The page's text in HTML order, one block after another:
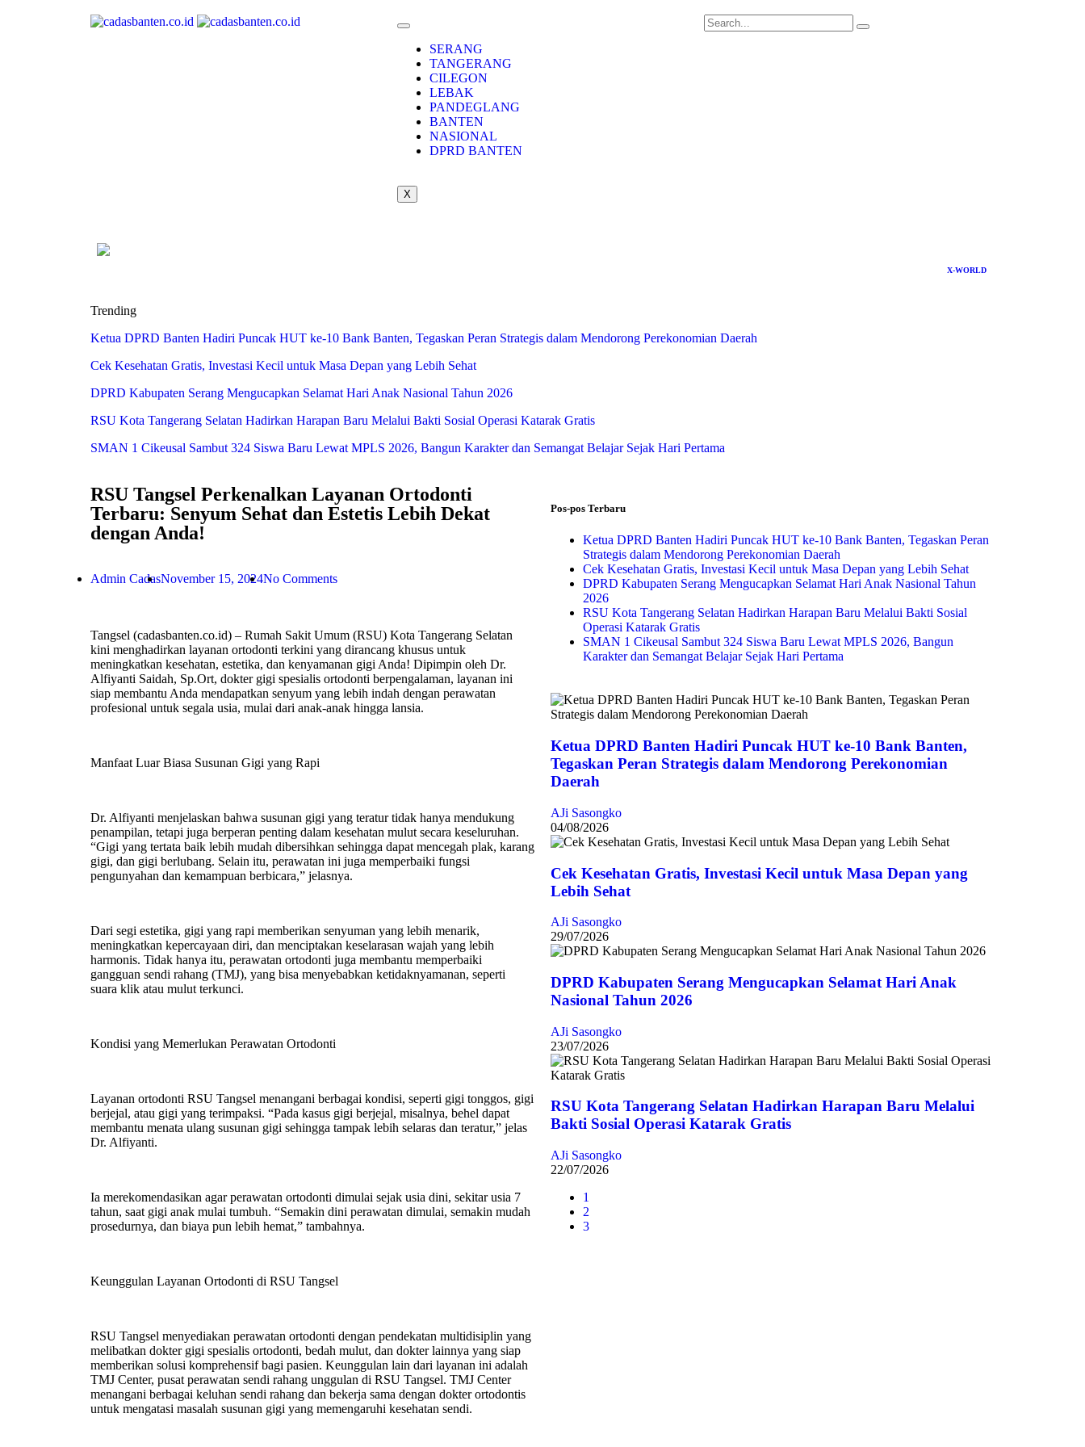
SERANG
TANGERANG
CILEGON
LEBAK
PANDEGLANG
BANTEN
NASIONAL
DPRD BANTEN
X
X-WORLD
Trending
Ketua DPRD Banten Hadiri Puncak HUT ke-10 Bank Banten, Tegaskan Peran Strategis dalam Mendorong Perekonomian Daerah
Cek Kesehatan Gratis, Investasi Kecil untuk Masa Depan yang Lebih Sehat
DPRD Kabupaten Serang Mengucapkan Selamat Hari Anak Nasional Tahun 2026
RSU Kota Tangerang Selatan Hadirkan Harapan Baru Melalui Bakti Sosial Operasi Katarak Gratis
SMAN 1 Cikeusal Sambut 324 Siswa Baru Lewat MPLS 2026, Bangun Karakter dan Semangat Belajar Sejak Hari Pertama
RSU Tangsel Perkenalkan Layanan Ortodonti
Terbaru: Senyum Sehat dan Estetis Lebih Dekat
dengan Anda!
Admin CadasNovember 15, 2024No Comments
Tangsel (cadasbanten.co.id) – Rumah Sakit Umum (RSU) Kota Tangerang Selatan
kini menghadirkan layanan ortodonti terkini yang dirancang khusus untuk
meningkatkan kesehatan, estetika, dan kenyamanan gigi Anda! Dipimpin oleh Dr.
Alfiyanti Saidah, Sp.Ort, dokter gigi spesialis ortodonti berpengalaman, layanan ini
siap membantu Anda mendapatkan senyum yang lebih indah dengan perawatan
profesional untuk segala usia, mulai dari anak-anak hingga lansia.
Manfaat Luar Biasa Susunan Gigi yang Rapi
Dr. Alfiyanti menjelaskan bahwa susunan gigi yang teratur tidak hanya mendukung
penampilan, tetapi juga berperan penting dalam kesehatan mulut secara keseluruhan.
“Gigi yang tertata baik lebih mudah dibersihkan sehingga dapat mencegah plak, karang
gigi, dan gigi berlubang. Selain itu, perawatan ini juga memperbaiki fungsi
pengunyahan dan kemampuan berbicara,” jelasnya.
Dari segi estetika, gigi yang rapi memberikan senyuman yang lebih menarik,
meningkatkan kepercayaan diri, dan menciptakan keselarasan wajah yang lebih
harmonis. Tidak hanya itu, perawatan ortodonti juga membantu memperbaiki
gangguan sendi rahang (TMJ), yang bisa menyebabkan ketidaknyamanan, seperti
suara klik atau mulut terkunci.
Kondisi yang Memerlukan Perawatan Ortodonti
Layanan ortodonti RSU Tangsel menangani berbagai kondisi, seperti gigi tonggos, gigi
berjejal, atau gigi yang terimpaksi. “Pada kasus gigi berjejal, misalnya, behel dapat
membantu menata ulang susunan gigi sehingga tampak lebih selaras dan teratur,” jelas
Dr. Alfiyanti.
Ia merekomendasikan agar perawatan ortodonti dimulai sejak usia dini, sekitar usia 7
tahun, saat gigi anak mulai tumbuh. “Semakin dini perawatan dimulai, semakin mudah
prosedurnya, dan biaya pun lebih hemat,” tambahnya.
Keunggulan Layanan Ortodonti di RSU Tangsel
RSU Tangsel menyediakan perawatan ortodonti dengan pendekatan multidisiplin yang
melibatkan dokter gigi spesialis ortodonti, bedah mulut, dan dokter lainnya yang siap
memberikan solusi komprehensif bagi pasien. Keunggulan lain dari layanan ini adalah
TMJ Center, pusat perawatan sendi rahang unggulan di RSU Tangsel. TMJ Center
menangani berbagai keluhan sendi rahang dan bekerja sama dengan dokter ortodontis
untuk mengatasi masalah susunan gigi yang memengaruhi kesehatan sendi.
Pos-pos Terbaru
Ketua DPRD Banten Hadiri Puncak HUT ke-10 Bank Banten, Tegaskan Peran
Strategis dalam Mendorong Perekonomian Daerah
Cek Kesehatan Gratis, Investasi Kecil untuk Masa Depan yang Lebih Sehat
DPRD Kabupaten Serang Mengucapkan Selamat Hari Anak Nasional Tahun
2026
RSU Kota Tangerang Selatan Hadirkan Harapan Baru Melalui Bakti Sosial
Operasi Katarak Gratis
SMAN 1 Cikeusal Sambut 324 Siswa Baru Lewat MPLS 2026, Bangun
Karakter dan Semangat Belajar Sejak Hari Pertama
Ketua DPRD Banten Hadiri Puncak HUT ke-10 Bank Banten,
Tegaskan Peran Strategis dalam Mendorong Perekonomian
Daerah
AJi Sasongko
04/08/2026
Cek Kesehatan Gratis, Investasi Kecil untuk Masa Depan yang
Lebih Sehat
AJi Sasongko
29/07/2026
DPRD Kabupaten Serang Mengucapkan Selamat Hari Anak
Nasional Tahun 2026
AJi Sasongko
23/07/2026
RSU Kota Tangerang Selatan Hadirkan Harapan Baru Melalui
Bakti Sosial Operasi Katarak Gratis
AJi Sasongko
22/07/2026
1
2
3